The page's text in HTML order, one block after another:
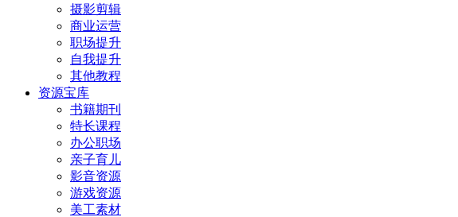
摄影剪辑
商业运营
职场提升
自我提升
其他教程
资源宝库
书籍期刊
特长课程
办公职场
亲子育儿
影音资源
游戏资源
美工素材